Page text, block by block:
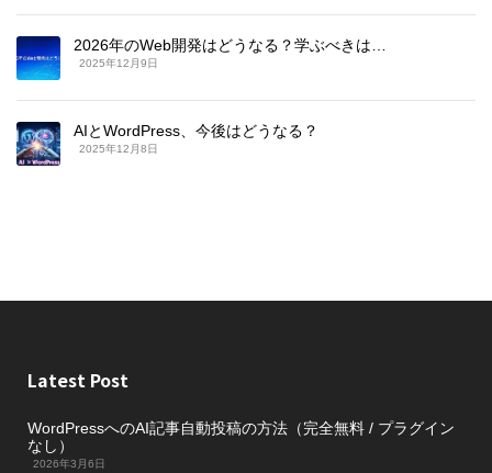
2026年のWeb開発はどうなる？学ぶべきは…
2025年12月9日
AIとWordPress、今後はどうなる？
2025年12月8日
Latest Post
WordPressへのAI記事自動投稿の方法（完全無料 / プラグイン
なし）
2026年3月6日